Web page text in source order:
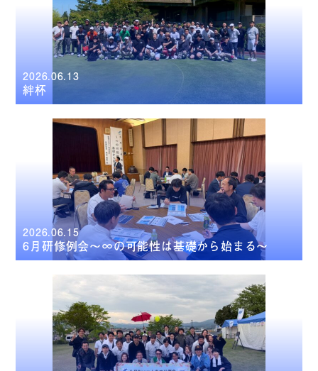
2026.06.13
絆杯
2026.06.15
6月研修例会～∞の可能性は基礎から始まる～